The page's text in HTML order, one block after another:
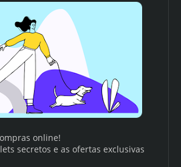
online!
secretos e as ofertas exclusivas